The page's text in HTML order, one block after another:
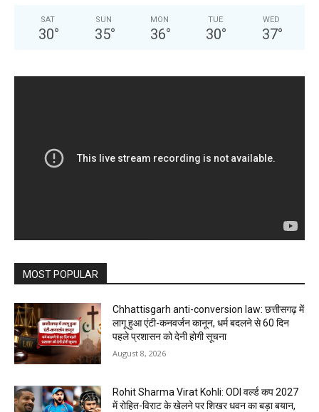
SAT
30°
SUN
35°
MON
36°
TUE
30°
WED
37°
MOST POPULAR
Chhattisgarh anti-conversion law: छत्तीसगढ़ में
लागू हुआ एंटी-कनवर्जन कानून, धर्म बदलने से 60 दिन
पहले प्रशासन को देनी होगी सूचना
August 8, 2026
Rohit Sharma Virat Kohli: ODI वर्ल्ड कप 2027
में रोहित-विराट के खेलने पर शिखर धवन का बड़ा बयान,